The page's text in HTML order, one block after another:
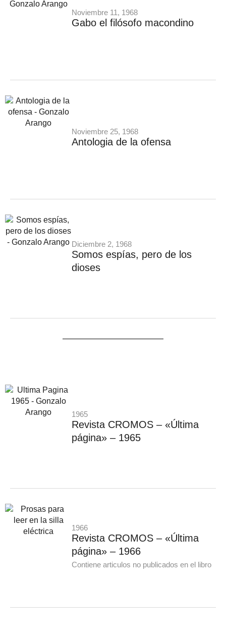
Noviembre 11, 1968
Gabo el filósofo macondino
Noviembre 25, 1968
Antologia de la ofensa
Diciembre 2, 1968
Somos espías, pero de los
dioses
1965
Revista CROMOS – «Última
página» – 1965
1966
Revista CROMOS – «Última
página» – 1966
Contiene articulos no publicados en el libro